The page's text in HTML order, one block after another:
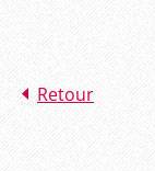
Retour